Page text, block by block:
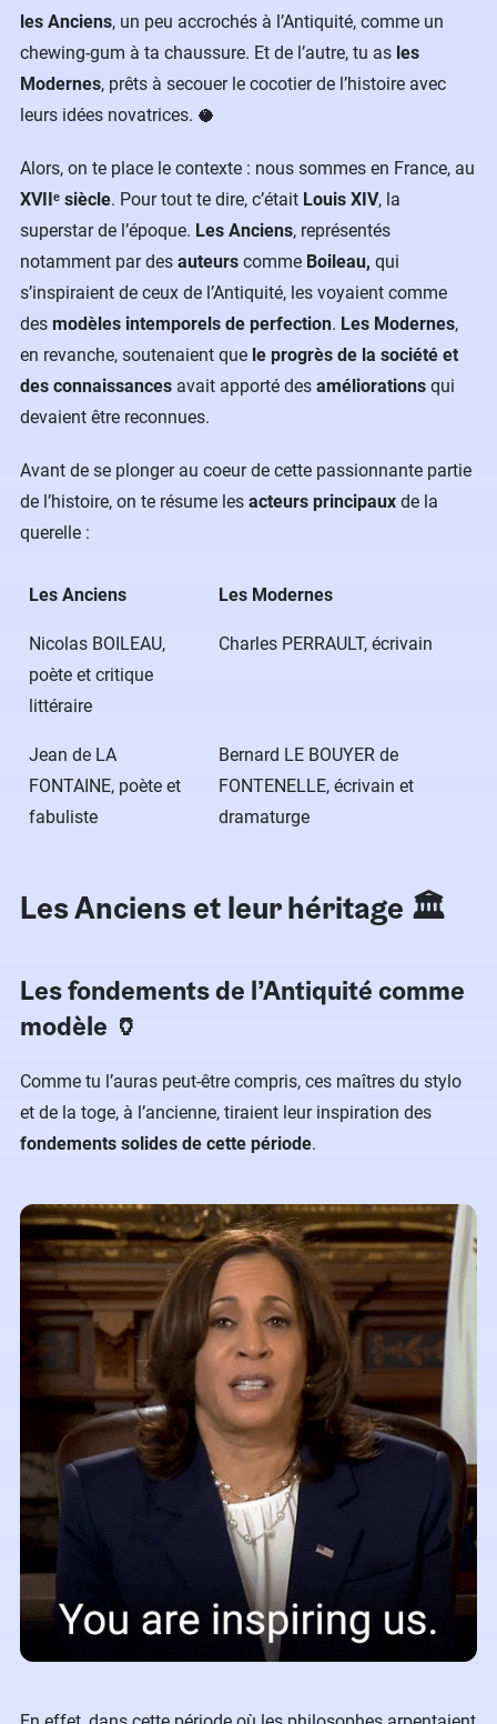
les Anciens, un peu accrochés à l’Antiquité, comme un
chewing-gum à ta chaussure. Et de l’autre, tu as les
Modernes, prêts à secouer le cocotier de l’histoire avec
leurs idées novatrices. 🥥
Alors, on te place le contexte : nous sommes en France, au
XVIIᵉ siècle. Pour tout te dire, c’était Louis XIV, la
superstar de l’époque. Les Anciens, représentés
notamment par des auteurs comme Boileau, qui
s’inspiraient de ceux de l’Antiquité, les voyaient comme
des modèles intemporels de perfection. Les Modernes,
en revanche, soutenaient que le progrès de la société et
des connaissances avait apporté des améliorations qui
devaient être reconnues.
Avant de se plonger au coeur de cette passionnante partie
de l’histoire, on te résume les acteurs principaux de la
querelle :
Les Anciens Les Modernes
Nicolas BOILEAU,
poète et critique
littéraire
Charles PERRAULT, écrivain
Jean de LA
FONTAINE, poète et
fabuliste
Bernard LE BOUYER de
FONTENELLE, écrivain et
dramaturge
Les Anciens et leur héritage 🏛
Les fondements de l’Antiquité comme
modèle 🏺
Comme tu l’auras peut-être compris, ces maîtres du stylo
et de la toge, à l’ancienne, tiraient leur inspiration des
fondements solides de cette période.